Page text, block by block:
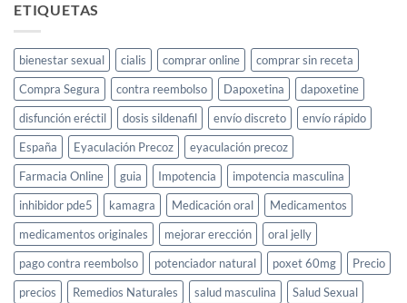
sexual
femenino:
guía
completa
ETIQUETAS
bienestar sexual cialis comprar online
comprar sin receta
Compra Segura
contra reembolso Dapoxetina
dapoxetine
disfunción eréctil
dosis sildenafil envío discreto
envío rápido
España
Eyaculación Precoz
eyaculación precoz
Farmacia Online
guia Impotencia
impotencia masculina
inhibidor pde5
kamagra Medicación oral
Medicamentos
medicamentos originales
mejorar erección
oral jelly
pago contra reembolso
potenciador natural poxet 60mg
Precio
precios
Remedios Naturales salud masculina
Salud Sexual